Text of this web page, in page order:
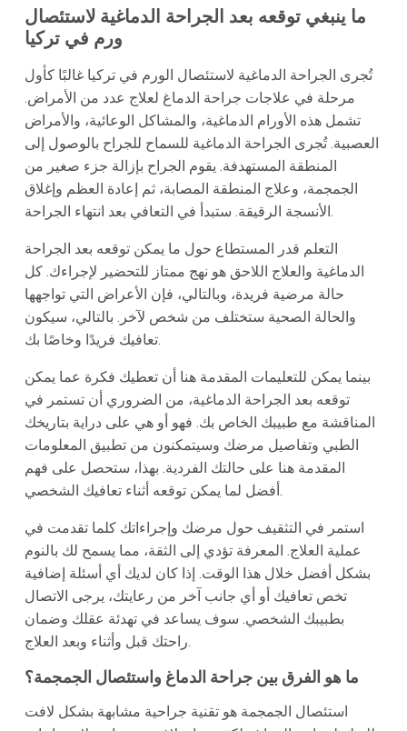
ما ينبغي توقعه بعد الجراحة الدماغية لاستئصال
ورم في تركيا
تُجرى الجراحة الدماغية لاستئصال الورم في تركيا غالبًا كأول
مرحلة في علاجات جراحة الدماغ لعلاج عدد من الأمراض.
تشمل هذه الأورام الدماغية، والمشاكل الوعائية، والأمراض
العصبية. تُجرى الجراحة الدماغية للسماح للجراح بالوصول إلى
المنطقة المستهدفة. يقوم الجراح بإزالة جزء صغير من
الجمجمة، وعلاج المنطقة المصابة، ثم إعادة العظم وإغلاق
الأنسجة الرقيقة. ستبدأ في التعافي بعد انتهاء الجراحة.
التعلم قدر المستطاع حول ما يمكن توقعه بعد الجراحة
الدماغية والعلاج اللاحق هو نهج ممتاز للتحضير لإجراءك. كل
حالة مرضية فريدة، وبالتالي، فإن الأعراض التي تواجهها
والحالة الصحية ستختلف من شخص لآخر. بالتالي، سيكون
تعافيك فريدًا وخاصًا بك.
بينما يمكن للتعليمات المقدمة هنا أن تعطيك فكرة عما يمكن
توقعه بعد الجراحة الدماغية، من الضروري أن تستمر في
المناقشة مع طبيبك الخاص بك. فهو أو هي على دراية بتاريخك
الطبي وتفاصيل مرضك وسيتمكنون من تطبيق المعلومات
المقدمة هنا على حالتك الفردية. بهذا، ستحصل على فهم
أفضل لما يمكن توقعه أثناء تعافيك الشخصي.
استمر في التثقيف حول مرضك وإجراءاتك كلما تقدمت في
عملية العلاج. المعرفة تؤدي إلى الثقة، مما يسمح لك بالنوم
بشكل أفضل خلال هذا الوقت. إذا كان لديك أي أسئلة إضافية
تخص تعافيك أو أي جانب آخر من رعايتك، يرجى الاتصال
بطبيبك الشخصي. سوف يساعد في تهدئة عقلك وضمان
راحتك قبل وأثناء وبعد العلاج.
ما هو الفرق بين جراحة الدماغ واستئصال الجمجمة؟
استئصال الجمجمة هو تقنية جراحية مشابهة بشكل لافت